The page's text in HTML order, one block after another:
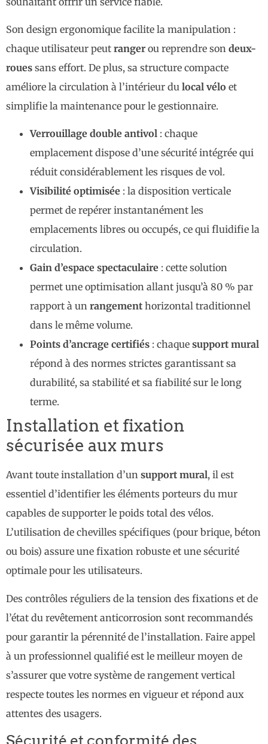
Son design ergonomique facilite la manipulation :
chaque utilisateur peut ranger ou reprendre son deux-
roues sans effort. De plus, sa structure compacte
améliore la circulation à l’intérieur du local vélo et
simplifie la maintenance pour le gestionnaire.
Verrouillage double antivol : chaque
emplacement dispose d’une sécurité intégrée qui
réduit considérablement les risques de vol.
Visibilité optimisée : la disposition verticale
permet de repérer instantanément les
emplacements libres ou occupés, ce qui fluidifie la
circulation.
Gain d’espace spectaculaire : cette solution
permet une optimisation allant jusqu’à 80 % par
rapport à un rangement horizontal traditionnel
dans le même volume.
Points d’ancrage certifiés : chaque support mural
répond à des normes strictes garantissant sa
durabilité, sa stabilité et sa fiabilité sur le long
terme.
Installation et fixation
sécurisée aux murs
Avant toute installation d’un support mural, il est
essentiel d’identifier les éléments porteurs du mur
capables de supporter le poids total des vélos.
L’utilisation de chevilles spécifiques (pour brique, béton
ou bois) assure une fixation robuste et une sécurité
optimale pour les utilisateurs.
Des contrôles réguliers de la tension des fixations et de
l’état du revêtement anticorrosion sont recommandés
pour garantir la pérennité de l’installation. Faire appel
à un professionnel qualifié est le meilleur moyen de
s’assurer que votre système de rangement vertical
respecte toutes les normes en vigueur et répond aux
attentes des usagers.